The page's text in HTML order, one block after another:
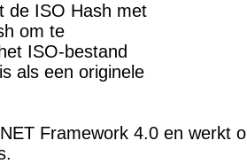
de ISO Hash met
om te
ISO-bestand
als een originele
Framework 4.0 en werkt